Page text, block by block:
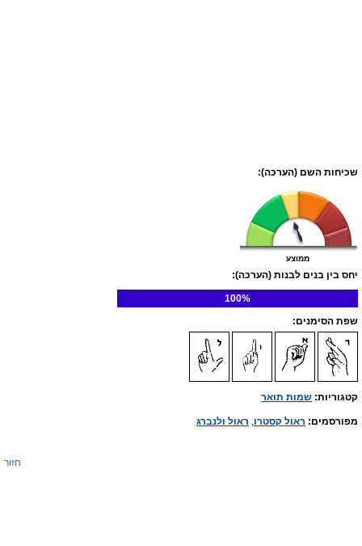
שכיחות השם (הערכה):
ממוצע
יחס בין בנים לבנות (הערכה):
100%
שפת הסימנים:
קטגוריות: שמות תואר
מפורסמים: ראול קסטרו, ראול ולנברג
חזור